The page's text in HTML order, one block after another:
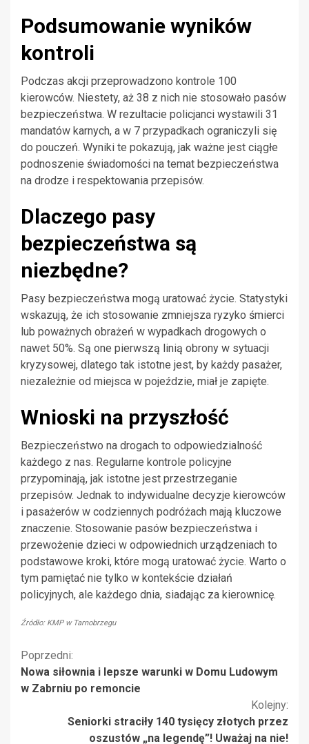
Podsumowanie wyników
kontroli
Podczas akcji przeprowadzono kontrole 100
kierowców. Niestety, aż 38 z nich nie stosowało pasów
bezpieczeństwa. W rezultacie policjanci wystawili 31
mandatów karnych, a w 7 przypadkach ograniczyli się
do pouczeń. Wyniki te pokazują, jak ważne jest ciągłe
podnoszenie świadomości na temat bezpieczeństwa
na drodze i respektowania przepisów.
Dlaczego pasy
bezpieczeństwa są
niezbędne?
Pasy bezpieczeństwa mogą uratować życie. Statystyki
wskazują, że ich stosowanie zmniejsza ryzyko śmierci
lub poważnych obrażeń w wypadkach drogowych o
nawet 50%. Są one pierwszą linią obrony w sytuacji
kryzysowej, dlatego tak istotne jest, by każdy pasażer,
niezależnie od miejsca w pojeździe, miał je zapięte.
Wnioski na przyszłość
Bezpieczeństwo na drogach to odpowiedzialność
każdego z nas. Regularne kontrole policyjne
przypominają, jak istotne jest przestrzeganie
przepisów. Jednak to indywidualne decyzje kierowców
i pasażerów w codziennych podróżach mają kluczowe
znaczenie. Stosowanie pasów bezpieczeństwa i
przewożenie dzieci w odpowiednich urządzeniach to
podstawowe kroki, które mogą uratować życie. Warto o
tym pamiętać nie tylko w kontekście działań
policyjnych, ale każdego dnia, siadając za kierownicę.
Źródło: KMP w Tarnobrzegu
Kontynuuj
czytanie
Poprzedni:
Nowa siłownia i lepsze warunki w Domu Ludowym
w Zabrniu po remoncie
Kolejny:
Seniorki straciły 140 tysięcy złotych przez
oszustów „na legendę”! Uważaj na nie!